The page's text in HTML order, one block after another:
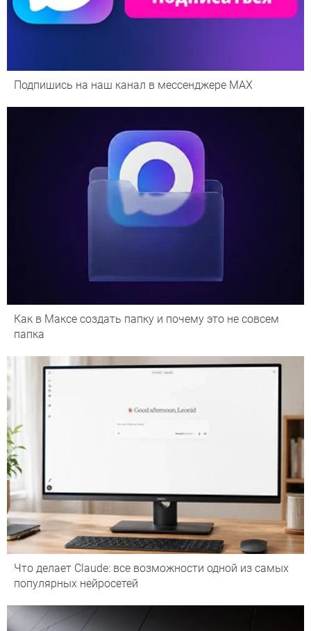
Подпишись на наш канал в мессенджере МАХ
Как в Максе создать папку и почему это не совсем
папка
Что делает Сlaude: все возможности одной из самых
популярных нейросетей